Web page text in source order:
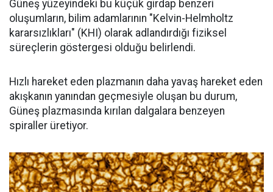
Güneş yüzeyindeki bu küçük girdap benzeri
oluşumların, bilim adamlarının "Kelvin-Helmholtz
kararsızlıkları" (KHI) olarak adlandırdığı fiziksel
süreçlerin göstergesi olduğu belirlendi.
Hızlı hareket eden plazmanın daha yavaş hareket eden
akışkanın yanından geçmesiyle oluşan bu durum,
Güneş plazmasında kırılan dalgalara benzeyen
spiraller üretiyor.